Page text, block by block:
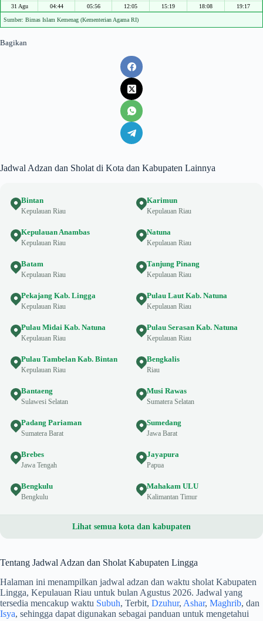
31 Agu
04:44 05:56 12:05 15:19 18:08 19:17
Sumber: Bimas Islam Kemenag (Kementerian Agama RI)
Bagikan
Jadwal Adzan dan Sholat di Kota dan Kabupaten Lainnya
Bintan
Kepulauan Riau
Karimun
Kepulauan Riau
Kepulauan Anambas
Kepulauan Riau
Natuna
Kepulauan Riau
Batam
Kepulauan Riau
Tanjung Pinang
Kepulauan Riau
Pekajang Kab. Lingga
Kepulauan Riau
Pulau Laut Kab. Natuna
Kepulauan Riau
Pulau Midai Kab. Natuna
Kepulauan Riau
Pulau Serasan Kab. Natuna
Kepulauan Riau
Pulau Tambelan Kab. Bintan
Kepulauan Riau
Bengkalis
Riau
Bantaeng
Sulawesi Selatan
Musi Rawas
Sumatera Selatan
Padang Pariaman
Sumatera Barat
Sumedang
Jawa Barat
Brebes
Jawa Tengah
Jayapura
Papua
Bengkulu
Bengkulu
Mahakam ULU
Kalimantan Timur
Lihat semua kota dan kabupaten
Tentang Jadwal Adzan dan Sholat Kabupaten Lingga
Halaman ini menampilkan jadwal adzan dan waktu sholat Kabupaten
Lingga, Kepulauan Riau untuk bulan Agustus 2026. Jadwal yang
tersedia mencakup waktu Subuh, Terbit, Dzuhur, Ashar, Maghrib, dan
Isya, sehingga dapat digunakan sebagai panduan untuk mengetahui